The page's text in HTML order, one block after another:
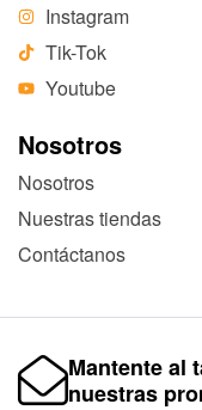
Instagram
Tik-Tok
Youtube
Nosotros
Nosotros
Nuestras tiendas
Contáctanos
Mantente al
nuestras